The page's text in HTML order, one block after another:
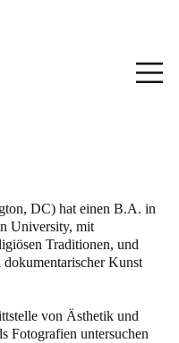
DC) hat einen B.A. in
University, mit
Traditionen, und
Kunst
von Ästhetik und
Fotografien untersuchen